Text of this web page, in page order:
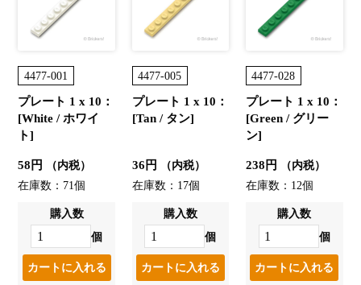
4477-001
プレート 1 x 10：
[White / ホワイ
ト]
58円
（内税）
在庫数：71個
購入数
個
4477-005
プレート 1 x 10：
[Tan / タン]
36円
（内税）
在庫数：17個
購入数
個
4477-028
プレート 1 x 10：
[Green / グリー
ン]
238円
（内税）
在庫数：12個
購入数
個